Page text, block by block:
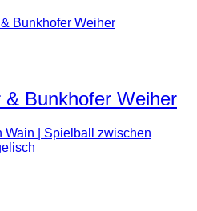
Bunkhofer Weiher